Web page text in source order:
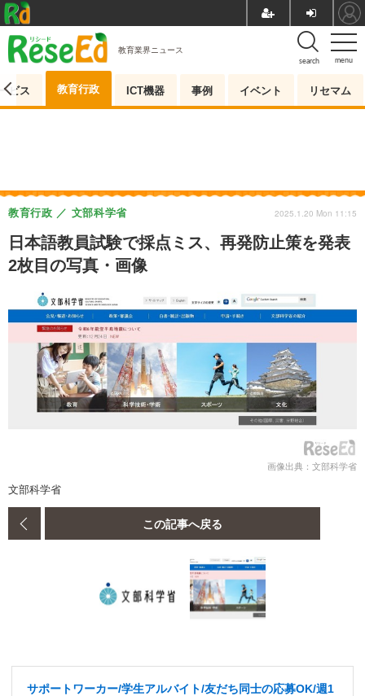
menu
search
教育業界ニュース
ビス 教育行政 ICT機器 事例 イベント リセマム
日本語教員試験で採点ミス、再発防止策を発表
2枚目の写真・画像
教育行政 文部科学省 2025.1.20 Mon 11:15
画像出典：文部科学省
文部科学省
この記事へ戻る
サポートワーカー/学生アルバイト/友だち同士の応募OK/週1